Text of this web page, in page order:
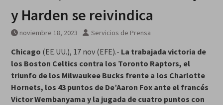
y Harden se reivindica
noviembre 18, 2023 Servicios de Prensa
Chicago (EE.UU.), 17 nov (EFE).- La trabajada victoria de
los Boston Celtics contra los Toronto Raptors, el
triunfo de los Milwaukee Bucks frente a los Charlotte
Hornets, los 43 puntos de De’Aaron Fox ante el francés
Victor Wembanyama y la jugada de cuatro puntos con